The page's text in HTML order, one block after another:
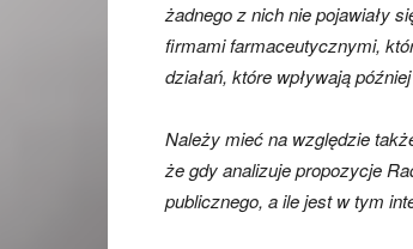
żadnego z nich nie pojawiały
firmami farmaceutycznymi,
działań, które wpływają
Należy mieć na względzie
że gdy analizuje propozycje
publicznego, a ile jest w tym